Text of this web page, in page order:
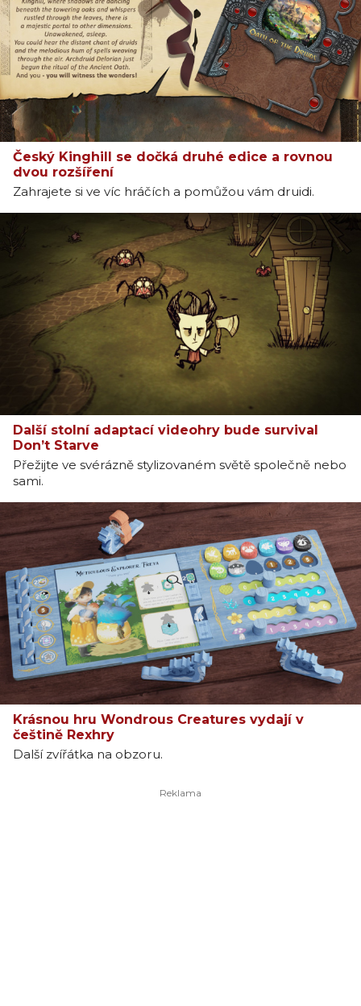
Český Kinghill se dočká druhé edice a rovnou
dvou rozšíření
Zahrajete si ve víc hráčích a pomůžou vám druidi.
Další stolní adaptací videohry bude survival
Don’t Starve
Přežijte ve svérázně stylizovaném světě společně nebo
sami.
Krásnou hru Wondrous Creatures vydají v
češtině Rexhry
Další zvířátka na obzoru.